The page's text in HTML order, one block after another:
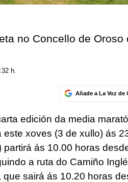
no Concello de Oroso
h.
Añade a La Voz de
edición da media
xoves (3 de xullo) ás
partirá ás 10.00 horas
a ruta do Camiño
sairá ás 10.20 horas